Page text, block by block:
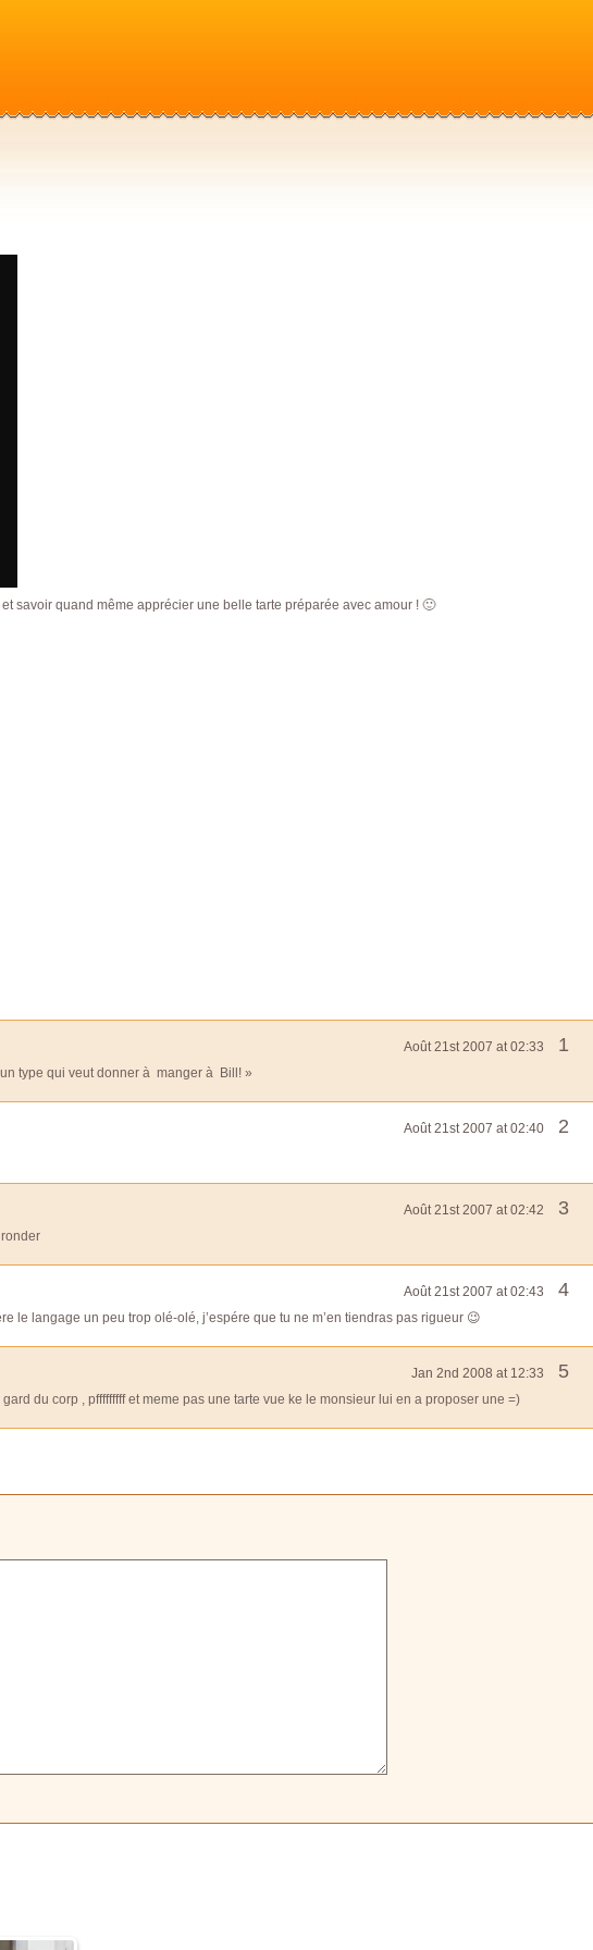
savoir quand même apprécier une belle tarte préparée avec amour ! 🙂
Août 21st 2007 at 02:33 1
type qui veut donner à manger à Bill! »
Août 21st 2007 at 02:40 2
Août 21st 2007 at 02:42 3
Août 21st 2007 at 02:43 4
le langage un peu trop olé-olé, j’espére que tu ne m’en tiendras pas rigueur 😉
Jan 2nd 2008 at 12:33 5
du corp , pfffffffff et meme pas une tarte vue ke le monsieur lui en a proposer une =)